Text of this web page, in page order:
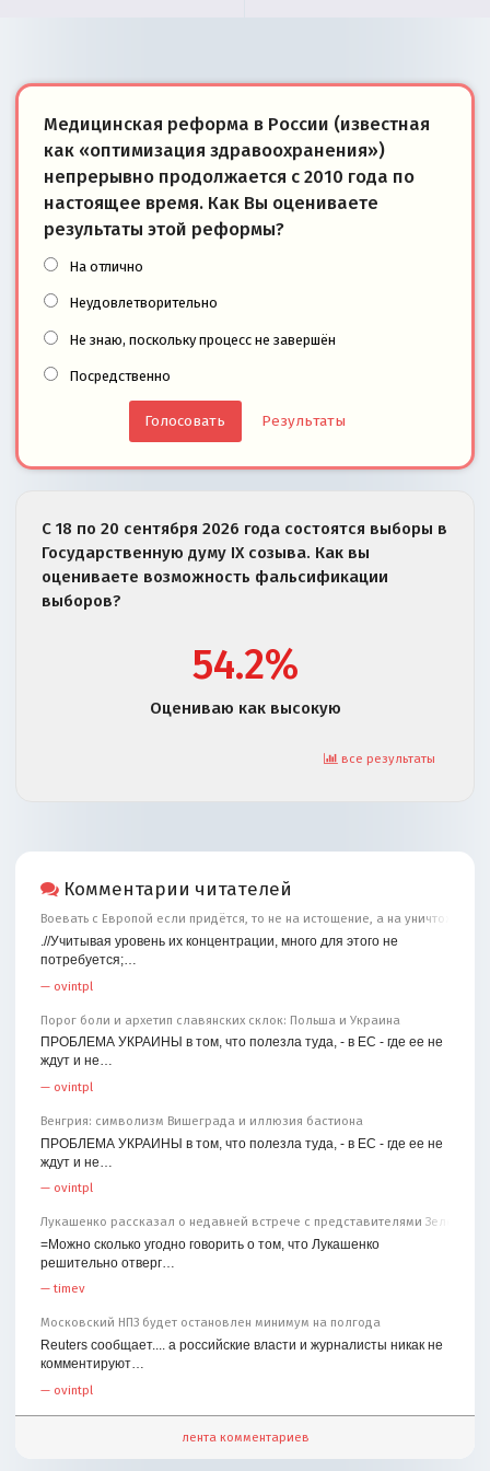
Медицинская реформа в России (известная
как «оптимизация здравоохранения»)
непрерывно продолжается с 2010 года по
настоящее время. Как Вы оцениваете
результаты этой реформы?
На отлично
Неудовлетворительно
Не знаю, поскольку процесс не завершён
Посредственно
Результаты
С 18 по 20 сентября 2026 года состоятся выборы в
Государственную думу IX созыва. Как вы
оцениваете возможность фальсификации
выборов?
54.2%
Оцениваю как высокую
все результаты
Комментарии читателей
Воевать с Европой если придётся, то не на истощение, а на уничтожение
.//Учитывая уровень их концентрации, много для этого не
потребуется;…
— ovintpl
Порог боли и архетип славянских склок: Польша и Украина
ПРОБЛЕМА УКРАИНЫ в том, что полезла туда, - в ЕС - где ее не
ждут и не…
— ovintpl
Венгрия: символизм Вишеграда и иллюзия бастиона
ПРОБЛЕМА УКРАИНЫ в том, что полезла туда, - в ЕС - где ее не
ждут и не…
— ovintpl
Лукашенко рассказал о недавней встрече с представителями
=Можно сколько угодно говорить о том, что Лукашенко
решительно отверг…
—timev
Московский НПЗ будет остановлен минимум на полгода
Reuters сообщает.... а российские власти и журналисты никак не
комментируют…
— ovintpl
лента комментариев